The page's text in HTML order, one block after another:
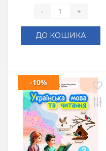
- +
ДО КОШИКА
-10%